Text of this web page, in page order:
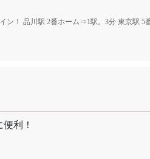
ン！ 品川駅 2番ホーム⇒1駅。3分 東京駅 5
利！